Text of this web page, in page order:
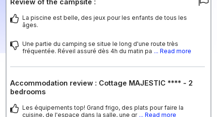
Review of the campsite :
La piscine est belle, des jeux pour les enfants de tous les
âges.
Une partie du camping se situe le long d'une route très
fréquentée. Réveil assuré dès 4h du matin pa ... Read more
Accommodation review : Cottage MAJESTIC **** - 2
bedrooms
Les équipements top! Grand frigo, des plats pour faire la
cuisine, de l'espace dans la salle, une gr ... Read more